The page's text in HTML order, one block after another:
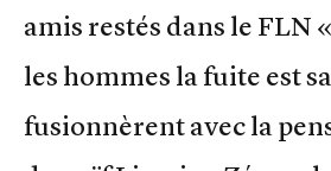
amis restés dans le FLN
les hommes la fuite est
fusionnèrent avec la